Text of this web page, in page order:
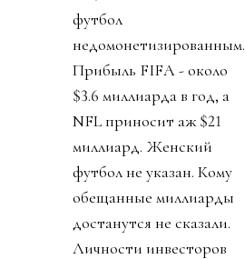
футбол
недомонетизированным.
Прибыль FIFA - около
$3.6 миллиарда в год, а
NFL приносит аж $21
миллиард. Женский
футбол не указан. Кому
обещанные миллиарды
достанутся не сказали.
Личности инвесторов